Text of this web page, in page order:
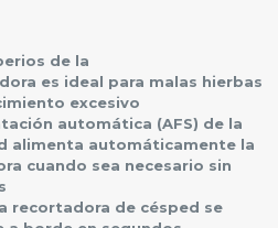
de la
es ideal para malas hierbas
excesivo
automática (AFS) de la
alimenta automáticamente la
cuando sea necesario sin
recortadora de césped se